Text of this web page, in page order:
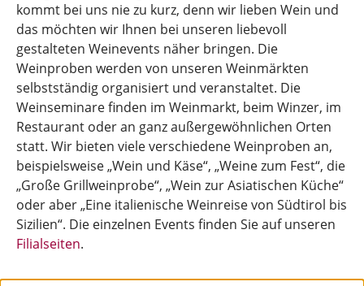
kommt bei uns nie zu kurz, denn wir lieben Wein und
das möchten wir Ihnen bei unseren liebevoll
gestalteten Weinevents näher bringen. Die
Weinproben werden von unseren Weinmärkten
selbstständig organisiert und veranstaltet. Die
Weinseminare finden im Weinmarkt, beim Winzer, im
Restaurant oder an ganz außergewöhnlichen Orten
statt. Wir bieten viele verschiedene Weinproben an,
beispielsweise „Wein und Käse“, „Weine zum Fest“, die
„Große Grillweinprobe“, „Wein zur Asiatischen Küche“
oder aber „Eine italienische Weinreise von Südtirol bis
Sizilien“. Die einzelnen Events finden Sie auf unseren
Filialseiten.